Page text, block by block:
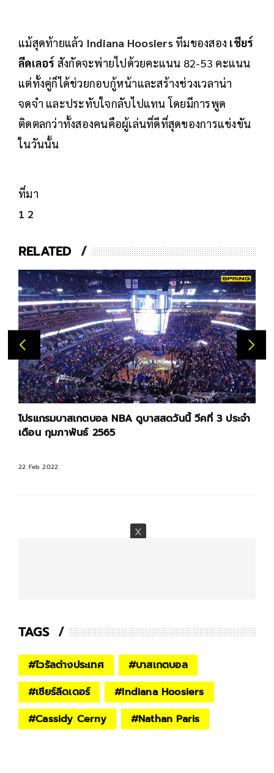
แม้สุดท้ายแล้ว Indiana Hoosiers ทีมของสอง เชียร์
ลีดเลอร์ สังกัดจะพ่ายไปด้วยคะแนน 82-53 คะแนน
แต่ทั้งคู่ก็ได้ช่วยกอบกู้หน้าและสร้างช่วงเวลาน่า
จดจำ และประทับใจกลับไปแทน โดยมีการพูด
ติดตลกว่าทั้งสองคนคือผู้เล่นที่ดีที่สุดของการแข่งขัน
ในวันนั้น
ที่มา
1 2
RELATED
โปรแกรมบาสเกตบอล NBA ดูบาสสดวันนี้ วีคที่ 3 ประจำ
เดือน กุมภาพันธ์ 2565
22 Feb 2022
TAGS
#ไวรัลต่างประเทศ #บาสเกตบอล
#เชียร์ลีดเดอร์ #Indiana Hoosiers
#Cassidy Cerny #Nathan Paris